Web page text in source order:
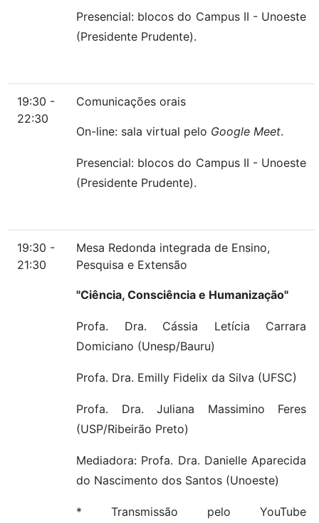
Presencial: blocos do Campus II - Unoeste
(Presidente Prudente).
19:30 -
22:30
Comunicações orais
On-line: sala virtual pelo Google Meet.
Presencial: blocos do Campus II - Unoeste
(Presidente Prudente).
19:30 -
21:30
Mesa Redonda integrada de Ensino,
Pesquisa e Extensão
"Ciência, Consciência e Humanização"
Profa. Dra. Cássia Letícia Carrara
Domiciano (Unesp/Bauru)
Profa. Dra. Emilly Fidelix da Silva (UFSC)
Profa. Dra. Juliana Massimino Feres
(USP/Ribeirão Preto)
Mediadora: Profa. Dra. Danielle Aparecida
do Nascimento dos Santos (Unoeste)
* Transmissão pelo YouTube